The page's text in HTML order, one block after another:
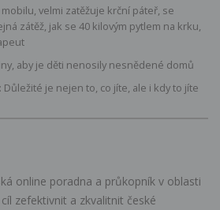
velmi zatěžuje krční páteř, se
zátěž, jak se 40 kilovým pytlem na krku,
aby je děti nenosily nesnědené domů
Důležité je nejen to, co jíte, ale i kdy to jíte
online poradna a průkopník v oblasti
zefektivnit a zkvalitnit české